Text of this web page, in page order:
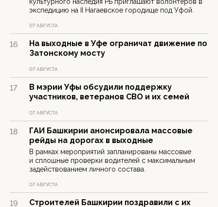
экспедицию на II Нагаевское городище под Уфой.
07 АВГУСТА
16
На выходные в Уфе ограничат движение по
Затонскому мосту
07 АВГУСТА
17
В мэрии Уфы обсудили поддержку
участников, ветеранов СВО и их семей
07 АВГУСТА
18
ГАИ Башкирии анонсировала массовые
рейды на дорогах в выходные
В рамках мероприятий запланированы массовые
и сплошные проверки водителей с максимальным
задействованием личного состава.
07 АВГУСТА
19
Строителей Башкирии поздравили с их